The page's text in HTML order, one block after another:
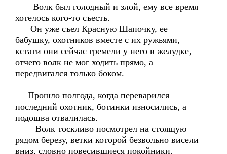
Волк был голодный и злой, ему все время
хотелось кого-то съесть.
Он уже съел Красную Шапочку, ее
бабушку, охотников вместе с их ружьями,
кстати они сейчас гремели у него в желудке,
отчего волк не мог ходить прямо, а
передвигался только боком.
Прошло полгода, когда переварился
последний охотник, ботинки износились, а
подошва отвалилась.
Волк тоскливо посмотрел на стоящую
рядом березу, ветки которой безвольно висели
вниз, словно повесившиеся покойники.